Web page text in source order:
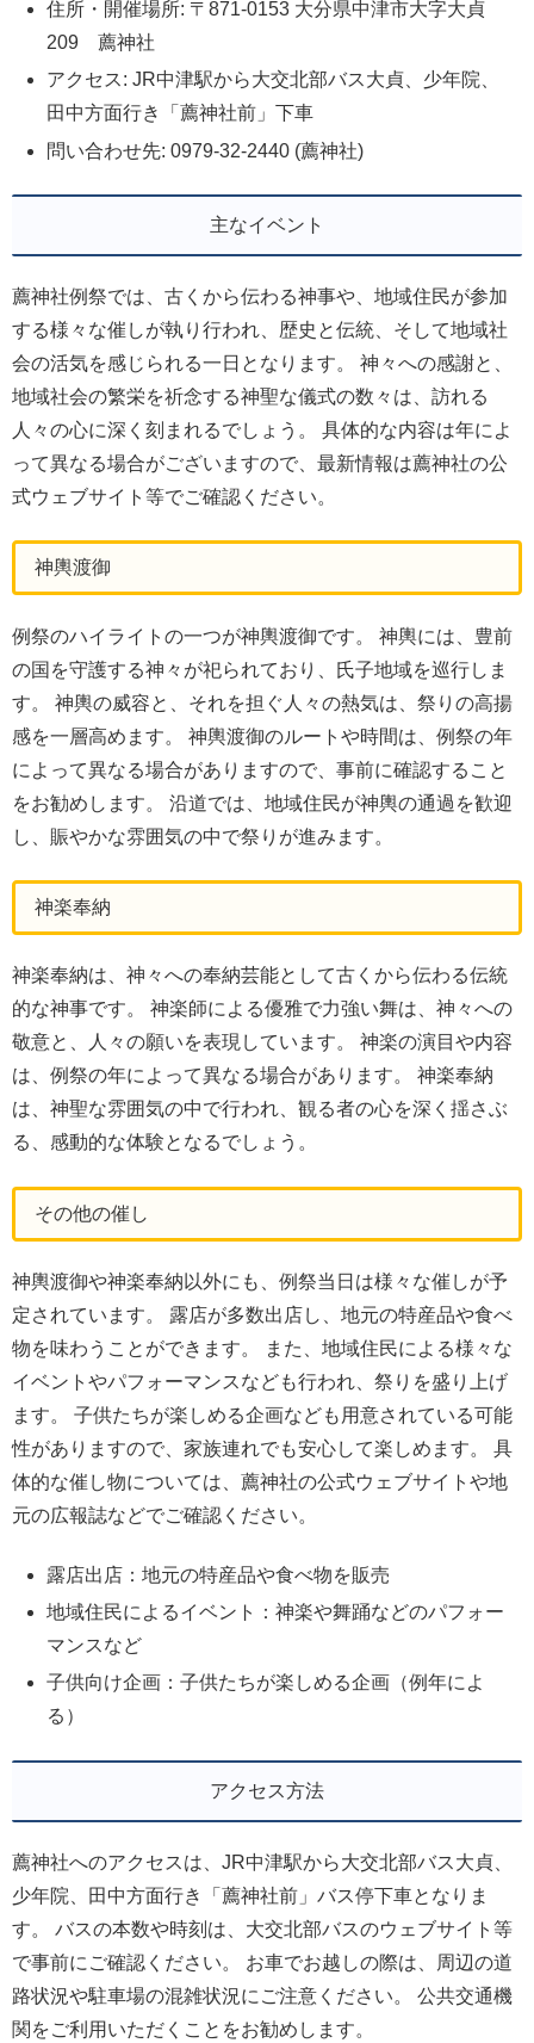
住所・開催場所: 〒871-0153 大分県中津市大字大貞
209 薦神社
アクセス: JR中津駅から大交北部バス大貞、少年院、
田中方面行き「薦神社前」下車
問い合わせ先: 0979-32-2440 (薦神社)
主なイベント
薦神社例祭では、古くから伝わる神事や、地域住民が参加
する様々な催しが執り行われ、歴史と伝統、そして地域社
会の活気を感じられる一日となります。 神々への感謝と、
地域社会の繁栄を祈念する神聖な儀式の数々は、訪れる
人々の心に深く刻まれるでしょう。 具体的な内容は年によ
って異なる場合がございますので、最新情報は薦神社の公
式ウェブサイト等でご確認ください。
神輿渡御
例祭のハイライトの一つが神輿渡御です。 神輿には、豊前
の国を守護する神々が祀られており、氏子地域を巡行しま
す。 神輿の威容と、それを担ぐ人々の熱気は、祭りの高揚
感を一層高めます。 神輿渡御のルートや時間は、例祭の年
によって異なる場合がありますので、事前に確認すること
をお勧めします。 沿道では、地域住民が神輿の通過を歓迎
し、賑やかな雰囲気の中で祭りが進みます。
神楽奉納
神楽奉納は、神々への奉納芸能として古くから伝わる伝統
的な神事です。 神楽師による優雅で力強い舞は、神々への
敬意と、人々の願いを表現しています。 神楽の演目や内容
は、例祭の年によって異なる場合があります。 神楽奉納
は、神聖な雰囲気の中で行われ、観る者の心を深く揺さぶ
る、感動的な体験となるでしょう。
その他の催し
神輿渡御や神楽奉納以外にも、例祭当日は様々な催しが予
定されています。 露店が多数出店し、地元の特産品や食べ
物を味わうことができます。 また、地域住民による様々な
イベントやパフォーマンスなども行われ、祭りを盛り上げ
ます。 子供たちが楽しめる企画なども用意されている可能
性がありますので、家族連れでも安心して楽しめます。 具
体的な催し物については、薦神社の公式ウェブサイトや地
元の広報誌などでご確認ください。
露店出店：地元の特産品や食べ物を販売
地域住民によるイベント：神楽や舞踊などのパフォー
マンスなど
子供向け企画：子供たちが楽しめる企画（例年によ
る）
アクセス方法
薦神社へのアクセスは、JR中津駅から大交北部バス大貞、
少年院、田中方面行き「薦神社前」バス停下車となりま
す。 バスの本数や時刻は、大交北部バスのウェブサイト等
で事前にご確認ください。 お車でお越しの際は、周辺の道
路状況や駐車場の混雑状況にご注意ください。 公共交通機
関をご利用いただくことをお勧めします。